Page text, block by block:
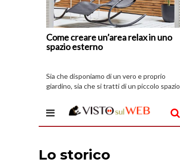
Come creare un’area relax in uno
spazio esterno
Sia che disponiamo di un vero e proprio
giardino, sia che si tratti di un piccolo spazio